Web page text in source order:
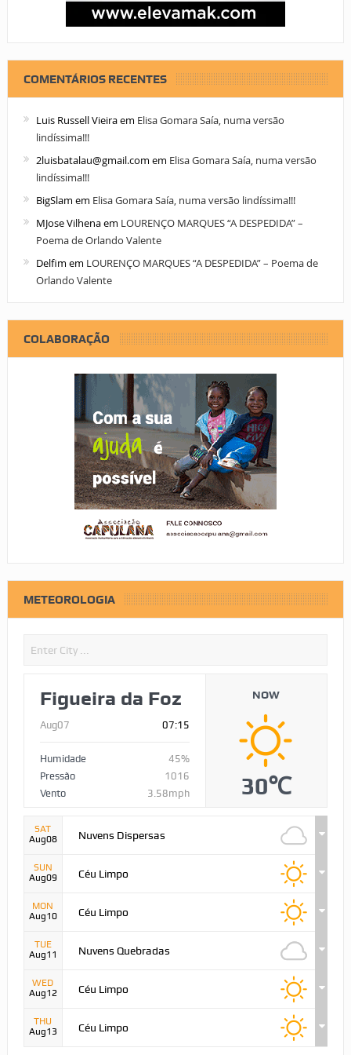
COMENTÁRIOS RECENTES
Luis Russell Vieiraem Elisa Gomara Saía, numa versão
lindíssima!!!
2luisbatalau@gmail.com em Elisa Gomara Saía, numa versão
lindíssima!!!
BigSlam em Elisa Gomara Saía, numa versão lindíssima!!!
MJose Vilhenaem LOURENÇO MARQUES “A DESPEDIDA” –
Poema de Orlando Valente
Delfim em LOURENÇO MARQUES “A DESPEDIDA” – Poema de
Orlando Valente
COLABORAÇÃO
METEOROLOGIA
Figueira da Foz
Aug07 07:15
Humidade
45%
Pressão
1016
Vento
3.58mph
NOW
30℃
SAT
Aug08
Nuvens Dispersas
SUN
Aug09
Céu Limpo
MON
Aug10
Céu Limpo
TUE
Aug11
Nuvens Quebradas
WED
Aug12
Céu Limpo
THU
Aug13
Céu Limpo